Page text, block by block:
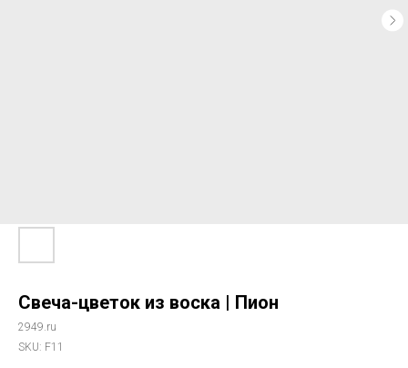
Свеча-цветок из воска | Пион
2949.ru
SKU: F11